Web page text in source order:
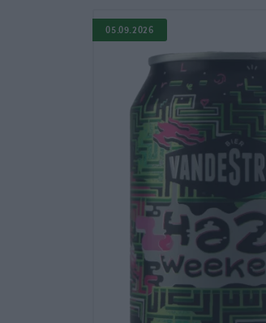
05.09.2026